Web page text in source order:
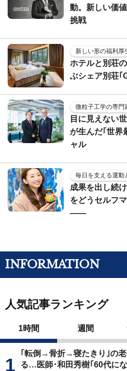
動。新しい価
挑戦
新しい形の福利厚
ホテルと別荘
ぶシェア別荘｢
微粒子工学の専門
目に見えない
が生んだ｢世界
ャル
毎日を支える運動
成果を出し続
をどうセルフ
——
INFORMATION
人気記事ランキング
1時間 週間
｢転倒→骨折→寝たきり｣の
る…医師･和田秀樹｢60代に